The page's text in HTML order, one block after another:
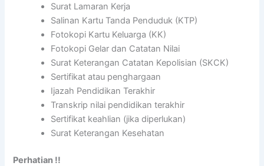
Surat Lamaran Kerja
Salinan Kartu Tanda Penduduk (KTP)
Fotokopi Kartu Keluarga (KK)
Fotokopi Gelar dan Catatan Nilai
Surat Keterangan Catatan Kepolisian (SKCK)
Sertifikat atau penghargaan
Ijazah Pendidikan Terakhir
Transkrip nilai pendidikan terakhir
Sertifikat keahlian (jika diperlukan)
Surat Keterangan Kesehatan
Perhatian !!